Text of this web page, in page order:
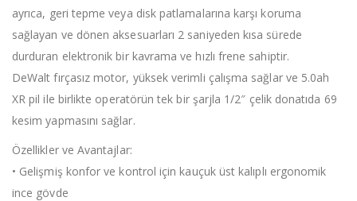
ayrıca, geri tepme veya disk patlamalarına karşı koruma
sağlayan ve dönen aksesuarları 2 saniyeden kısa sürede
durduran elektronik bir kavrama ve hızlı frene sahiptir.
DeWalt fırçasız motor, yüksek verimli çalışma sağlar ve 5.0ah
XR pil ile birlikte operatörün tek bir şarjla 1/2″ çelik donatıda 69
kesim yapmasını sağlar.
Özellikler ve Avantajlar:
• Gelişmiş konfor ve kontrol için kauçuk üst kalıplı ergonomik
ince gövde